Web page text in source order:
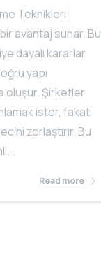
Teknikleri
avantaj sunar. Bu
dayalı kararlar
yapı
oluşur. Şirketler
ister, fakat
zorlaştırır. Bu
Read more